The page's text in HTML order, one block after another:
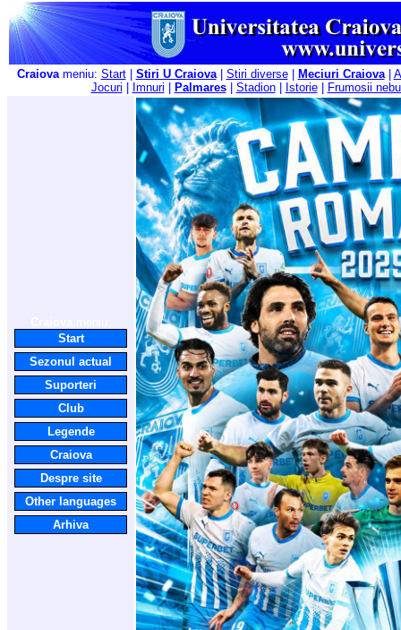
Craiovameniu: Start| Stiri U Craiova| Stiri diverse| Meciuri Craiova|
Jocuri
Imnuri Palmares| Stadion| Istorie| Frumosii
Start
Sezonul actual
Suporteri
Club
Legende
Craiova
Despre site
Other languages
Arhiva